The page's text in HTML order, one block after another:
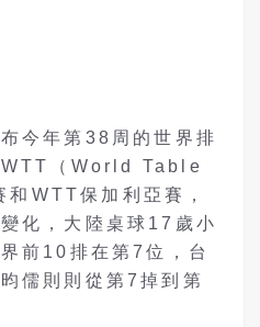
今年第38周的世界排
WTT（World Table
WTT保加利亞賽，
化，大陸桌球17歲小
前10排在第7位，台
儒則則從第7掉到第